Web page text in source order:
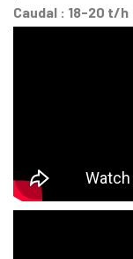
Caudal : 18-20 t/h